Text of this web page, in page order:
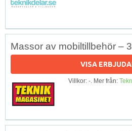
Massor av mobiltillbehör –
VISA
Villkor: -. Mer från: